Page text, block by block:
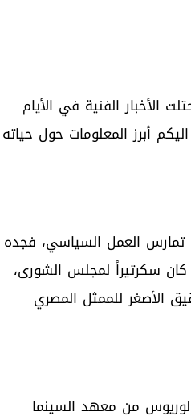
الفنية في الأيام
أبرز المعلومات حول حياته
العمل السياسي، فجده
سكرتيراً لمجلس الشورى،
الأصغر للممثل المصري
من معهد السينما